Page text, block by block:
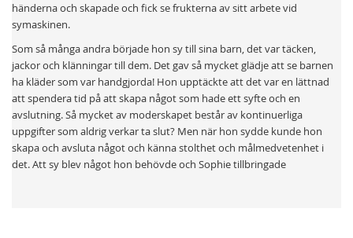
händerna och skapade och fick se frukterna av sitt arbete vid
symaskinen.
Som så många andra började hon sy till sina barn, det var täcken,
jackor och klänningar till dem. Det gav så mycket glädje att se barnen
ha kläder som var handgjorda! Hon upptäckte att det var en lättnad
att spendera tid på att skapa något som hade ett syfte och en
avslutning. Så mycket av moderskapet består av kontinuerliga
uppgifter som aldrig verkar ta slut? Men när hon sydde kunde hon
skapa och avsluta något och känna stolthet och målmedvetenhet i
det. Att sy blev något hon behövde och Sophie tillbringade